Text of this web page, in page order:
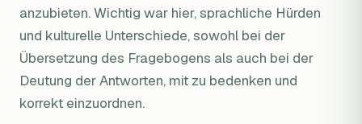
anzubieten. Wichtig war hier, sprachliche Hürden
und kulturelle Unterschiede, sowohl bei der
Übersetzung des Fragebogens als auch bei der
Deutung der Antworten, mit zu bedenken und
korrekt einzuordnen.